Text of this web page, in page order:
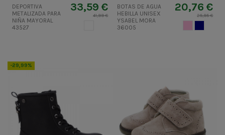
DEPORTIVA
METALIZADA PARA
NIÑA MAYORAL
43527
33,59 €
41,99 €
BOTAS DE AGUA
HEBILLA UNISEX
YSABEL MORA
36005
20,76 €
25,95 €
-29,99%